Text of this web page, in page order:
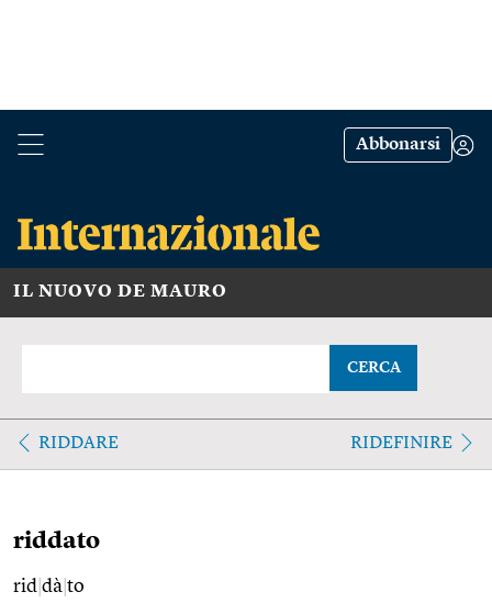
Abbonarsi
IL NUOVO DE MAURO
CERCA
RIDDARE RIDEFINIRE
riddato
rid dà to